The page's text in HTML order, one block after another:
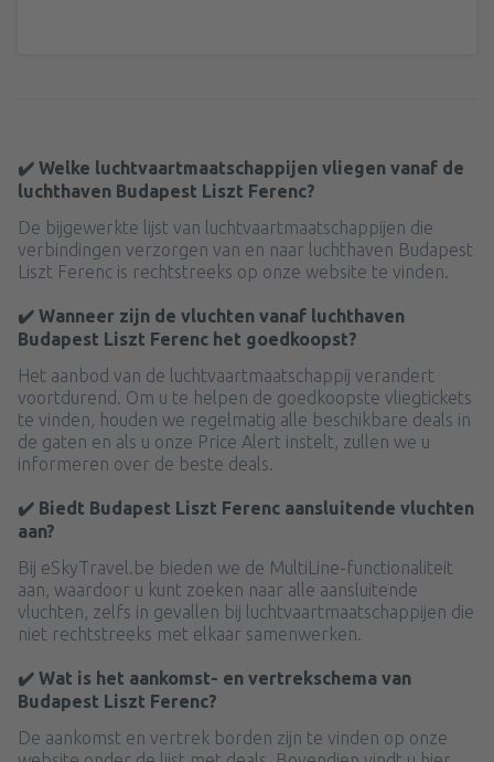
✔️ Welke luchtvaartmaatschappijen vliegen vanaf de
luchthaven Budapest Liszt Ferenc?
De bijgewerkte lijst van luchtvaartmaatschappijen die
verbindingen verzorgen van en naar luchthaven Budapest
Liszt Ferenc is rechtstreeks op onze website te vinden.
✔️ Wanneer zijn de vluchten vanaf luchthaven
Budapest Liszt Ferenc het goedkoopst?
Het aanbod van de luchtvaartmaatschappij verandert
voortdurend. Om u te helpen de goedkoopste vliegtickets
te vinden, houden we regelmatig alle beschikbare deals in
de gaten en als u onze Price Alert instelt, zullen we u
informeren over de beste deals.
✔️ Biedt Budapest Liszt Ferenc aansluitende vluchten
aan?
Bij eSkyTravel.be bieden we de MultiLine-functionaliteit
aan, waardoor u kunt zoeken naar alle aansluitende
vluchten, zelfs in gevallen bij luchtvaartmaatschappijen die
niet rechtstreeks met elkaar samenwerken.
✔️ Wat is het aankomst- en vertrekschema van
Budapest Liszt Ferenc?
De aankomst en vertrek borden zijn te vinden op onze